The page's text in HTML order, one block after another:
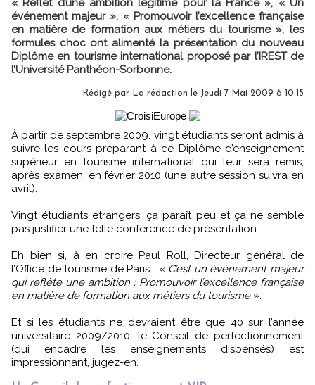
événement majeur », « Promouvoir l’excellence française
en matière de formation aux métiers du tourisme », les
formules choc ont alimenté la présentation du nouveau
Diplôme en tourisme international proposé par l’IREST de
l’Université Panthéon-Sorbonne.
Rédigé par La rédaction le Jeudi 7 Mai 2009 à 10:15
À partir de septembre 2009, vingt étudiants seront admis à
suivre les cours préparant à ce Diplôme d’enseignement
supérieur en tourisme international qui leur sera remis,
après examen, en février 2010 (une autre session suivra en
avril).
Vingt étudiants étrangers, ça paraît peu et ça ne semble
pas justifier une telle conférence de présentation.
Eh bien si, à en croire Paul Roll, Directeur général de
l’Office de tourisme de Paris : « C’est un événement majeur
qui reflète une ambition : Promouvoir l’excellence française
en matière de formation aux métiers du tourisme ».
Et si les étudiants ne devraient être que 40 sur l’année
universitaire 2009/2010, le Conseil de perfectionnement
(qui encadre les enseignements dispensés) est
impressionnant, jugez-en.